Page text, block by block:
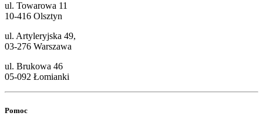
ul. Towarowa 11
10-416 Olsztyn
ul. Artyleryjska 49,
03-276 Warszawa
ul. Brukowa 46
05-092 Łomianki
Pomoc